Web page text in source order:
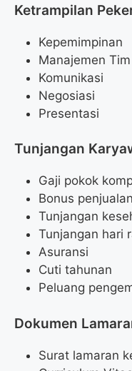
Ketrampilan
Kepemimpinan
Manajemen Tim
Komunikasi
Negosiasi
Presentasi
Tunjangan
Gaji pokok
Bonus penjualan
Tunjangan
Tunjangan hari
Asuransi
Cuti tahunan
Peluang
Dokumen
Surat lamaran